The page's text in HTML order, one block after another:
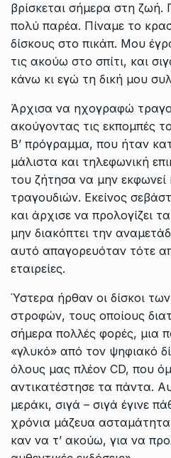
βρίσκεται σήμερα στη ζωή.
πολύ παρέα. Πίναμε το
δίσκους στο πικάπ. Μου
τις ακούω στο σπίτι, και
κάνω κι εγώ τη δική μου
Άρχισα να ηχογραφώ
ακούγοντας τις εκπομπές
Β’ πρόγραμμα, που ήταν
μάλιστα και τηλεφωνική
του ζήτησα να μην εκφωνεί
τραγουδιών. Εκείνος
και άρχισε να προλογίζει
μην διακόπτει την
αυτό απαγορευόταν τότε
εταιρείες.
Ύστερα ήρθαν οι δίσκοι
στροφών, τους οποίους
σήμερα πολλές φορές, μια
«γλυκό» από τον ψηφιακό
όλους μας πλέον CD, που
αντικατέστησε τα πάντα.
μεράκι, σιγά – σιγά έγινε
χρόνια μάζευα
καν να τ’ ακούω, για να